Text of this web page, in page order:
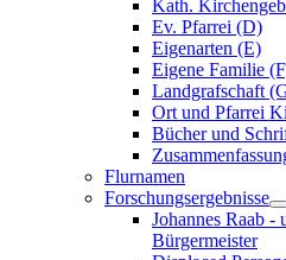
Kath.
Ev. Pfarrei (D)
Eigenarten (E)
Eigene Familie
Landgrafschaft
Ort und Pfarrei
Bücher und
Flurnamen
Forschungsergebnisse
Johannes Raab -
Bürgermeister